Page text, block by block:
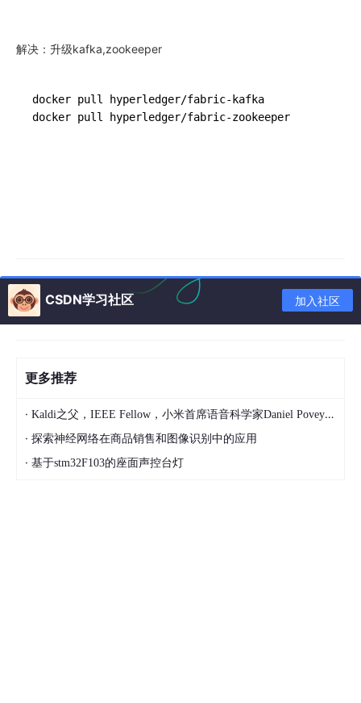
解决：升级kafka,zookeeper
docker pull hyperledger/fabric-kafka
docker pull hyperledger/fabric-zookeeper
CSDN学习社区 加入社区
更多推荐
· Kaldi之父，IEEE Fellow，小米首席语音科学家Daniel Povey将出席2024全球机器学习技术大会并发表演讲！
· 探索神经网络在商品销售和图像识别中的应用
· 基于stm32F103的座面声控台灯